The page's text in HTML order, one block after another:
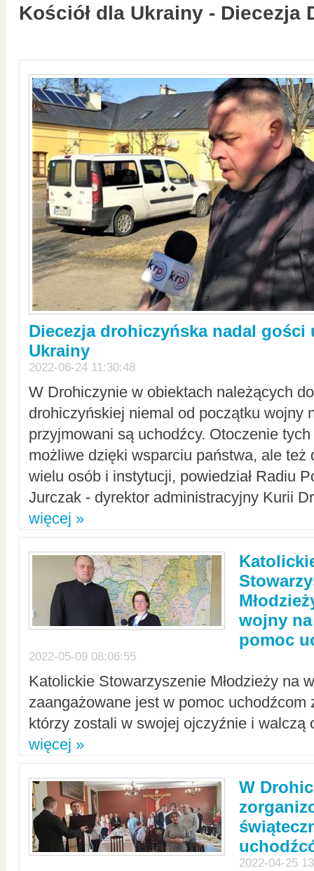
Kościół dla Ukrainy - Diecezja
Diecezja drohiczyńska nadal gości
Ukrainy
2022-06-24 11:30:48
W Drohiczynie w obiektach należących
drohiczyńskiej niemal od początku wojny
przyjmowani są uchodźcy. Otoczenie
możliwe dzięki wsparciu państwa, ale też
wielu osób i instytucji, powiedział Radiu
Jurczak - dyrektor administracyjny Kurii
więcej »
wojny
pomoc
2022-05-09 08:06:55
Katolickie Stowarzyszenie Młodzieży na
zaangażowane jest w pomoc uchodźcom
którzy zostali w swojej ojczyźnie i walczą
więcej »
W
2022-04-25